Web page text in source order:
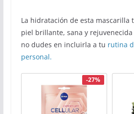
La hidratación de esta mascarilla
piel brillante, sana y
no dudes en incluirla a tu rutina
personal.
-27%